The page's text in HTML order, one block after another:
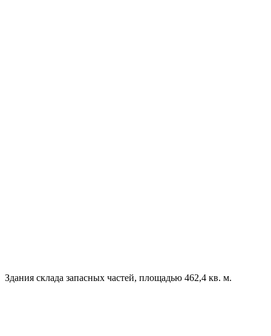
Здания склада запасных частей, площадью 462,4 кв. м.